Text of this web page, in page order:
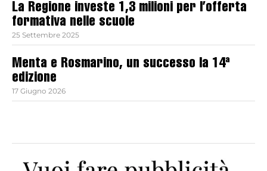
La Regione investe 1,3 milioni per l’offerta
formativa nelle scuole
25 Settembre 2025
Menta e Rosmarino, un successo la 14ª
edizione
17 Giugno 2026